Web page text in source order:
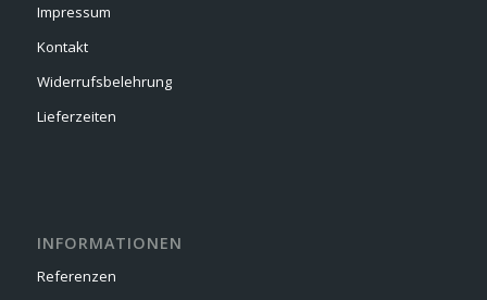
Impressum
Kontakt
Widerrufsbelehrung
Lieferzeiten
INFORMATIONEN
Referenzen